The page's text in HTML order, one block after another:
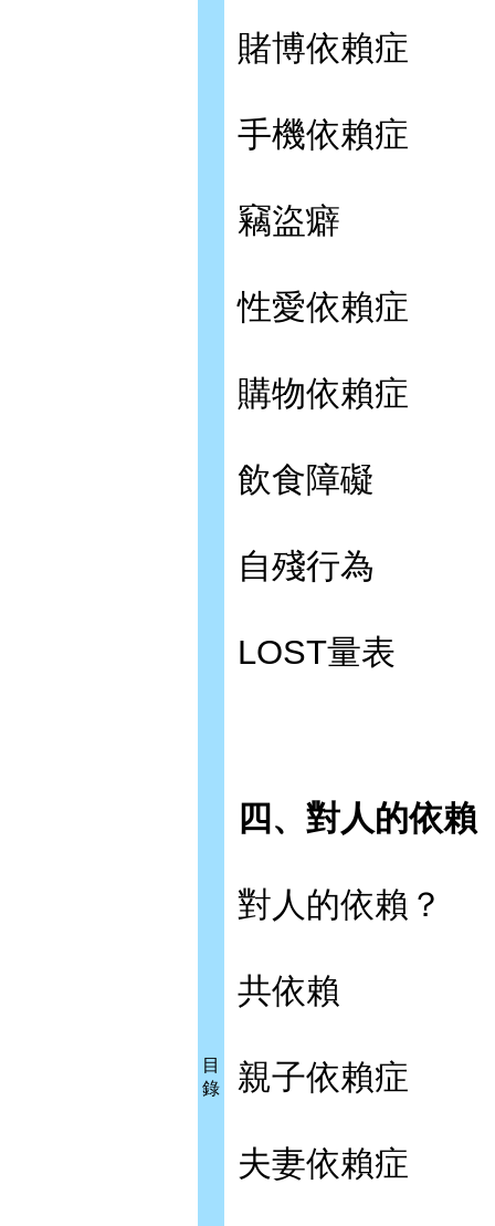
目
錄
賭博依賴症
手機依賴症
竊盜癖
性愛依賴症
購物依賴症
飲食障礙
自殘行為
LOST量表
四、對人的依賴
對人的依賴？
共依賴
親子依賴症
夫妻依賴症